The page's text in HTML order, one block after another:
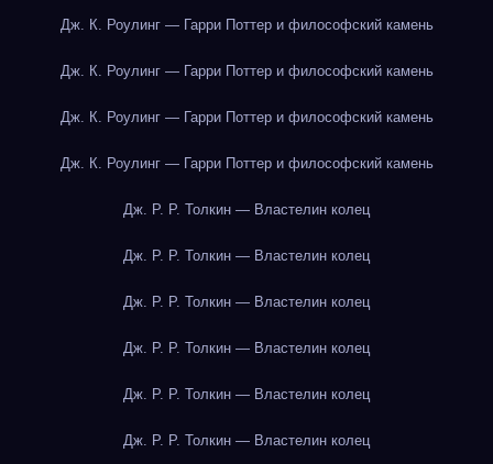
Дж. К. Роулинг — Гарри Поттер и философский камень
Дж. К. Роулинг — Гарри Поттер и философский камень
Дж. К. Роулинг — Гарри Поттер и философский камень
Дж. К. Роулинг — Гарри Поттер и философский камень
Дж. Р. Р. Толкин — Властелин колец
Дж. Р. Р. Толкин — Властелин колец
Дж. Р. Р. Толкин — Властелин колец
Дж. Р. Р. Толкин — Властелин колец
Дж. Р. Р. Толкин — Властелин колец
Дж. Р. Р. Толкин — Властелин колец